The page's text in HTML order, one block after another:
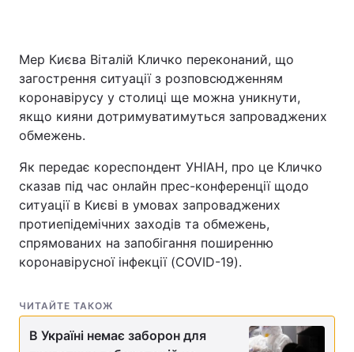
Головна Війна
Україна Політика
Економіка
Спорт Наука
Техно і зв'язок Лайт
Зброя Інциденти
Здоров'я
Цікавинки
Екологія Регіони
Мер Києва Віталій Кличко переконаний, що
загострення ситуації з розповсюдженням
коронавірусу у столиці ще можна уникнути,
якщо кияни дотримуватимуться запроваджених
обмежень.
Як передає кореспондент УНІАН, про це Кличко
сказав під час онлайн прес-конференції щодо
ситуації в Києві в умовах запроваджених
протиепідемічних заходів та обмежень,
спрямованих на запобігання поширенню
коронавірусної інфекції (COVID-19).
ЧИТАЙТЕ ТАКОЖ
В Україні немає заборон для